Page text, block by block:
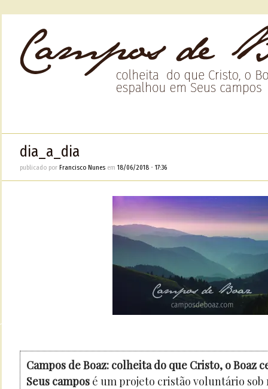
dia_a_dia
publicado por Francisco Nunesem 18/06/2018• 17:36
Campos de Boaz: colheita do que Cristo, o Boaz
Seus camposé um projeto cristão voluntário sob